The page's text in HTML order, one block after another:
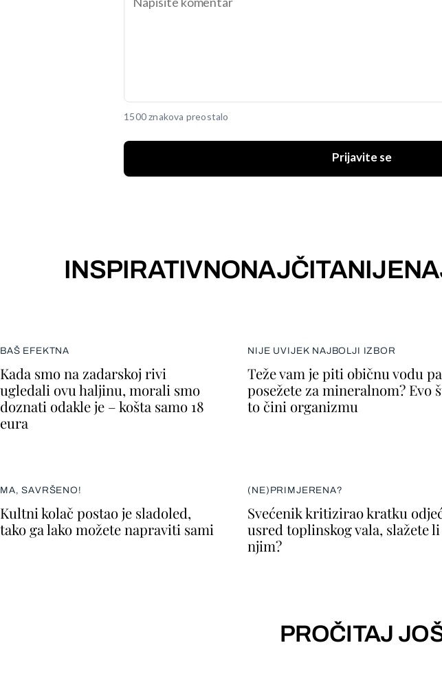
1500 znakova preostalo
Prijavite se
INSPIRATIVNONAJČITANIJE
BAŠ EFEKTNA
Kada smo na zadarskoj rivi
ugledali ovu haljinu, morali smo
doznati odakle je – košta samo 18
eura
NIJE UVIJEK NAJBOLJI IZBOR
Teže vam je piti običnu vodu pa
posežete za mineralnom? Evo
to čini organizmu
MA, SAVRŠENO!
Kultni kolač postao je sladoled,
tako ga lako možete napraviti sami
(NE)PRIMJERENA?
Svećenik kritizirao kratku
usred toplinskog vala, slažete li
njim?
PROČITAJ